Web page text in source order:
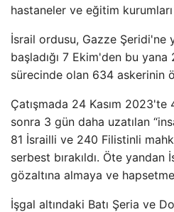
hastaneler ve eğitim kurumları
İsrail ordusu, Gazze Şeridi'ne
başladığı 7 Ekim'den bu
sürecinde olan 634 askerinin
Çatışmada 24 Kasım 2023'te
sonra 3 gün daha uzatılan
81 İsrailli ve 240 Filistinli
serbest bırakıldı. Öte
gözaltına almaya ve
İşgal altındaki Batı Şeria ve